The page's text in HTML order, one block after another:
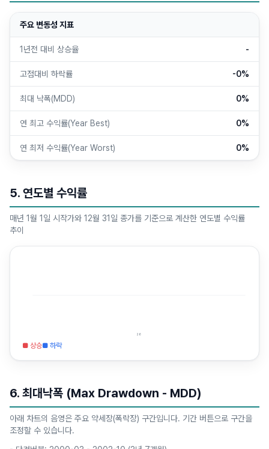
주요 변동성 지표
1년전 대비 상승율 -
고점대비 하락률 -0%
최대 낙폭(MDD) 0%
연 최고 수익률(Year Best) 0%
연 최저 수익률(Year Worst) 0%
5. 연도별 수익률
매년 1월 1일 시작가와 12월 31일 종가를 기준으로 계산한 연도별 수익률
추이
26
■ 상승■ 하락
6. 최대낙폭 (Max Drawdown - MDD)
아래 차트의 음영은 주요 약세장(폭락장) 구간입니다. 기간 버튼으로 구간을
조정할 수 있습니다.